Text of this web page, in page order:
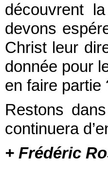
découvrent
devons
Christ leur
donnée pour
en faire partie
Restons
continuera
+ Frédéric